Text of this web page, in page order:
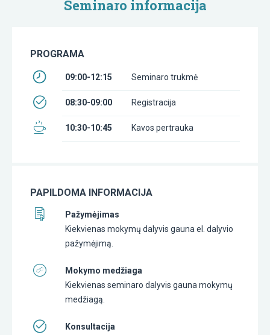
Seminaro informacija
PROGRAMA
09:00-12:15 Seminaro trukmė
08:30-09:00 Registracija
10:30-10:45 Kavos pertrauka
PAPILDOMA INFORMACIJA
Pažymėjimas
Kiekvienas mokymų dalyvis gauna el. dalyvio
pažymėjimą.
Mokymo medžiaga
Kiekvienas seminaro dalyvis gauna mokymų
medžiagą.
Konsultacija